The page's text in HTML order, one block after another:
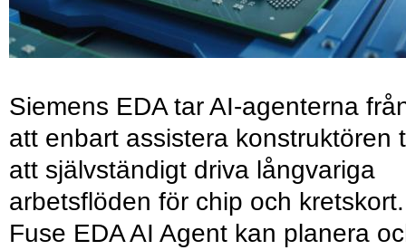
Siemens EDA tar AI-agenterna
att enbart assistera konstruktören
att självständigt driva långvariga
arbetsflöden för chip och kretskort.
Fuse EDA AI Agent kan planera